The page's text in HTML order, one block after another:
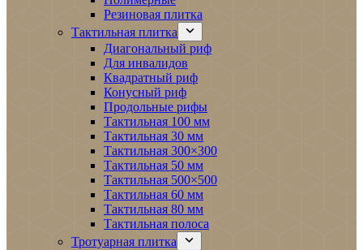
Резиновая плитка
Тактильная плитка
Диагональный риф
Для инвалидов
Квадратный риф
Конусный риф
Продольные рифы
Тактильная 100 мм
Тактильная 30 мм
Тактильная 300×300
Тактильная 50 мм
Тактильная 500×500
Тактильная 60 мм
Тактильная 80 мм
Тактильная полоса
Тротуарная плитка